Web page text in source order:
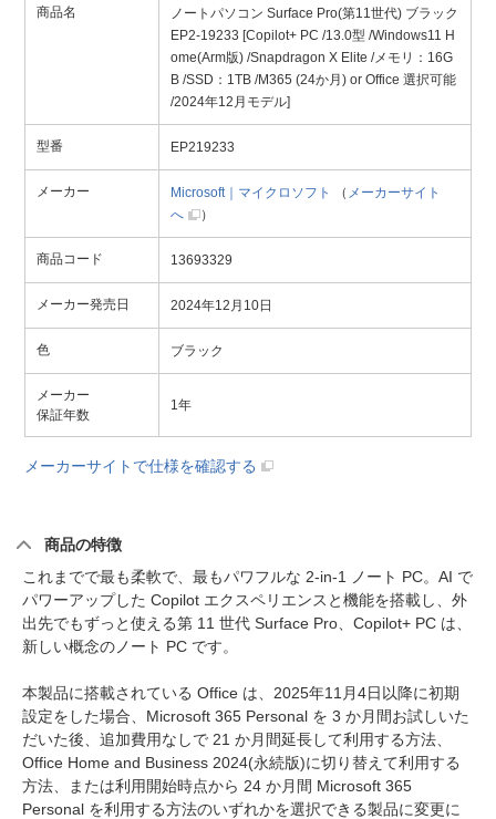
商品名
ノートパソコン Surface Pro(第11世代) ブラック
EP2-19233 [Copilot+ PC /13.0型 /Windows11 H
ome(Arm版) /Snapdragon X Elite /メモリ：16G
B /SSD：1TB /M365 (24か月) or Office 選択可能
/2024年12月モデル]
型番 EP219233
メーカー Microsoft｜マイクロソフト （ メーカーサイト
へ
）
商品コード 13693329
メーカー発売日 2024年12月10日
色 ブラック
メーカー
保証年数
1年
メーカーサイトで仕様を確認する
商品の特徴
これまでで最も柔軟で、最もパワフルな 2-in-1 ノート PC。AI で
パワーアップした Copilot エクスペリエンスと機能を搭載し、外
出先でもずっと使える第 11 世代 Surface Pro、Copilot+ PC は、
新しい概念のノート PC です。
本製品に搭載されている Office は、2025年11月4日以降に初期
設定をした場合、Microsoft 365 Personal を 3 か月間お試しいた
だいた後、追加費用なしで 21 か月間延長して利用する方法、
Office Home and Business 2024(永続版)に切り替えて利用する
方法、または利用開始時点から 24 か月間 Microsoft 365
Personal を利用する方法のいずれかを選択できる製品に変更に